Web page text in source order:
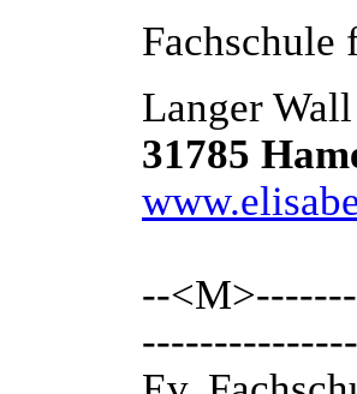
Langer
31785
--